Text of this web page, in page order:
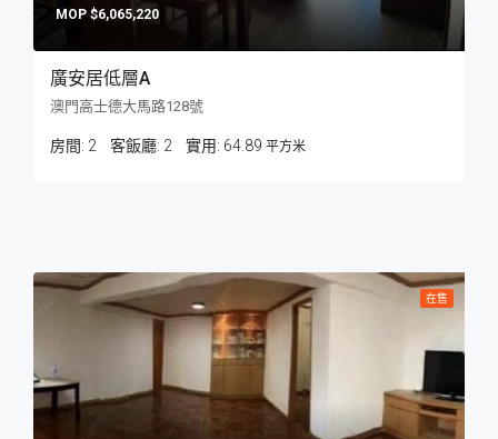
$6,065,220
廣安居低層A
澳門高士德大馬路128號
房間: 2 客飯廳: 2 64.89 平方米
在售